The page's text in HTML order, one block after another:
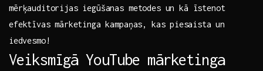
mērķauditorijas iegūšanas metodes un ‌kā īstenot⁣
efektīvas⁣ mārketinga kampaņas, kas ⁤piesaista un
⁣iedvesmo!
Veiksmīgā YouTube mārketinga